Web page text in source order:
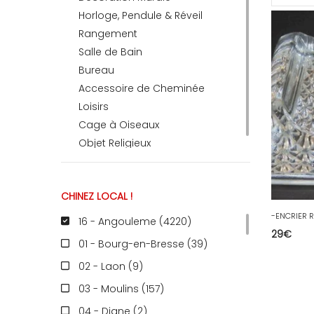
Bijoux & Accessoires
Français
Horloge, Pendule & Réveil
Rangement
Salle de Bain
Bureau
Accessoire de Cheminée
Loisirs
Cage à Oiseaux
Objet Religieux
CHINEZ LOCAL !
16 - Angouleme (4220)
01 - Bourg-en-Bresse (39)
02 - Laon (9)
03 - Moulins (157)
04 - Digne (2)
29€